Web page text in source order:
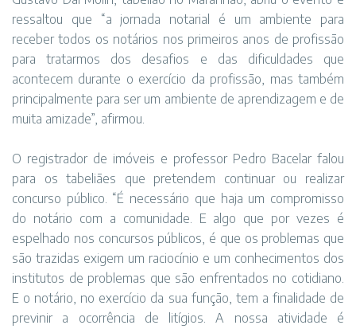
ressaltou que “a jornada notarial é um ambiente para
receber todos os notários nos primeiros anos de profissão
para tratarmos dos desafios e das dificuldades que
acontecem durante o exercício da profissão, mas também
principalmente para ser um ambiente de aprendizagem e de
muita amizade”, afirmou.
O registrador de imóveis e professor Pedro Bacelar falou
para os tabeliães que pretendem continuar ou realizar
concurso público. “É necessário que haja um compromisso
do notário com a comunidade. E algo que por vezes é
espelhado nos concursos públicos, é que os problemas que
são trazidas exigem um raciocínio e um conhecimentos dos
institutos de problemas que são enfrentados no cotidiano.
E o notário, no exercício da sua função, tem a finalidade de
previnir a ocorrência de litígios. A nossa atividade é